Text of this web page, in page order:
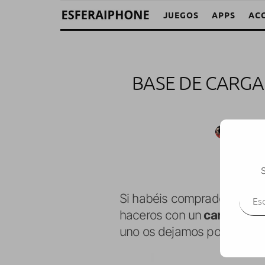
JUEGOS APPS
BASE DE
Si habéis comprado
haceros con un cargador
uno os dejamos por aquí